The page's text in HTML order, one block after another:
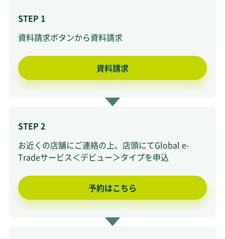
STEP 1
資料請求ボタンから資料請求
資料請求
STEP 2
お近くの店舗にご連絡の上、店頭にてGlobal e-
Tradeサービス＜デビュー＞タイプを申込
予約はこちら